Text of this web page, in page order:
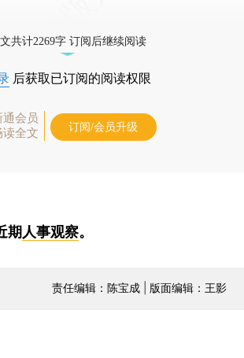
共计2269字 订阅后继续阅读
后获取已订阅的阅读权限
通会员
读全文
订阅/会员升级
期人事观察。
责任编辑：陈宝成 | 版面编辑：王影